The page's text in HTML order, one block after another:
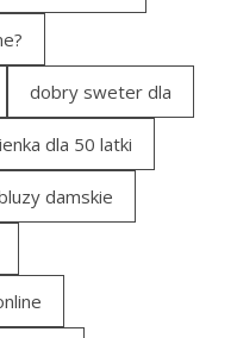
dobry sweter dla
dla 50 latki
damskie